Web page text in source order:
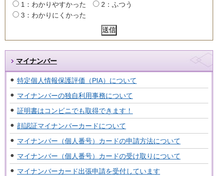
1：わかりやすかった
2：ふつう
3：わかりにくかった
マイナンバー
特定個人情報保護評価（PIA）について
マイナンバーの独自利用事務について
証明書はコンビニでも取得できます！
顔認証マイナンバーカードについて
マイナンバー（個人番号）カードの申請方法について
マイナンバー（個人番号）カードの受け取りについて
マイナンバーカード出張申請を受付しています